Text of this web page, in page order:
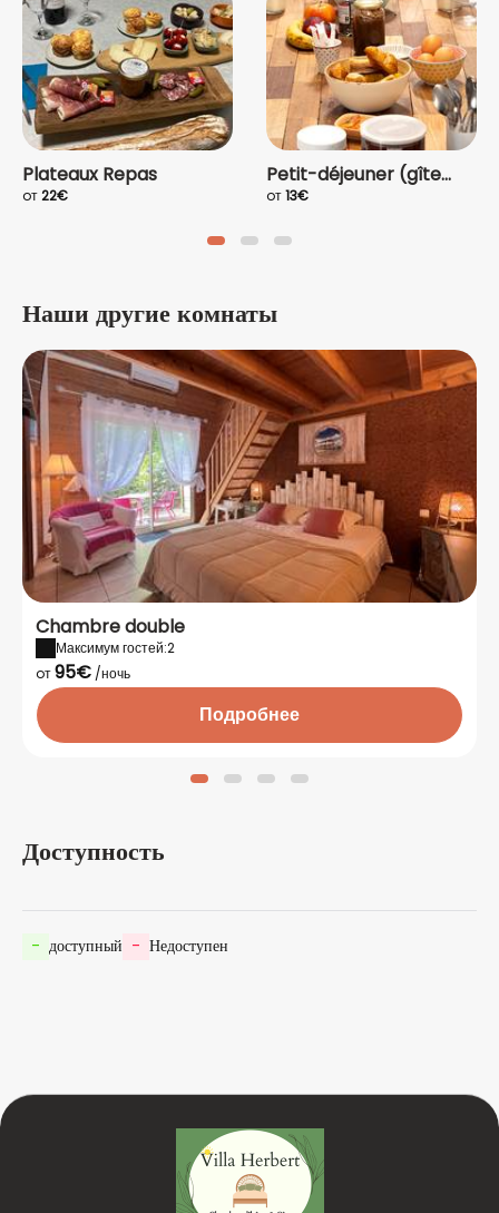
Plateaux Repas
oт22€
Petit-déjeuner (gîte...
oт13€
Наши другие комнаты
Chambre double
Максимум гостей:2
oт95€ /ночь
Подробнее
Доступность
- доступный - Недоступен